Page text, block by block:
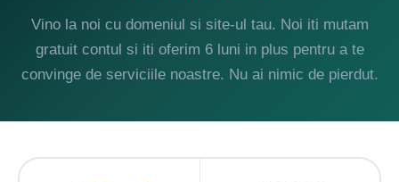
Vino la noi cu domeniul si site-ul tau. Noi iti mutam
gratuit contul si iti oferim 6 luni in plus pentru a te
convinge de serviciile noastre. Nu ai nimic de pierdut.